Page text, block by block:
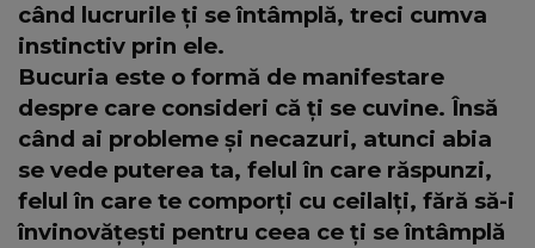
când lucrurile ți se întâmplă, treci cumva
instinctiv prin ele.
Bucuria este o formă de manifestare
despre care consideri că ți se cuvine. Însă
când ai probleme și necazuri, atunci abia
se vede puterea ta, felul în care răspunzi,
felul în care te comporți cu ceilalți, fără să-i
învinovățești pentru ceea ce ți se întâmplă